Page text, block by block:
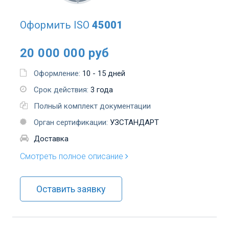
Оформить ISO 45001
20 000 000 руб
Оформление: 10 - 15 дней
Срок действия: 3 года
Полный комплект документации
Орган сертификации: УЗСТАНДАРТ
Доставка
Смотреть полное описание
Оставить заявку